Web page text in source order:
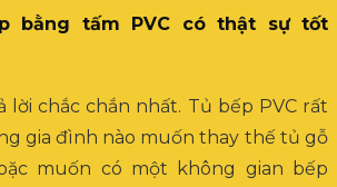
bằng tấm PVC có thật sự tốt
lời chắc chắn nhất. Tủ bếp PVC rất
gia đình nào muốn thay thế tủ gỗ
muốn có một không gian bếp